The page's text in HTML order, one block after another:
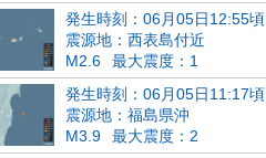
発生時刻：06月05日12:55頃
震源地：西表島付近
M2.6
最大震度：1
発生時刻：06月05日11:17頃
震源地：福島県沖
M3.9
最大震度：2